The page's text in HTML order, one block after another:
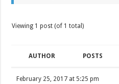
Viewing 1 post (of 1 total)
AUTHOR POSTS
February 25, 2017 at 5:25 pm